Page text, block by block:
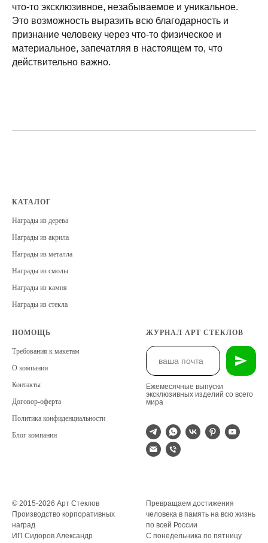
что-то эксклюзивное, незабываемое и уникальное.
Это возможность выразить всю благодарность и
признание человеку через что-то физическое и
материальное, запечатляя в настоящем то, что
действительно важно.
КАТАЛОГ
Награды из дерева
Награды из акрила
Награды из металла
Награды из смолы
Награды из камня
Награды из стекла
ПОМОЩЬ
Требования к макетам
О компании
Контакты
Договор-оферта
Политика конфиденциальности
Блог компании
ЖУРНАЛ АРТ СТЕКЛОВ
Ежемесячные выпуски
эксклюзивных изделий со всего
мира
© 2015-2026 Арт Стеклов
Производство корпоративных
наград
ИП Сидоров Александр
Превращаем достижения
человека в память на всю жизнь
по всей России
С понедельника по пятницу